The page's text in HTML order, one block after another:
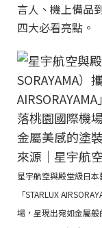
言人、機上備品
四大必看亮點。
星宇航空與殿堂級日本
「STARLUX
場，呈現出宛如金屬